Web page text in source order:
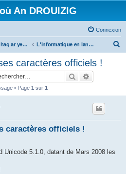
An DROUIZIG
Connexion
Ar stlenneg hag ar yezhoù bihan er bed a-bezh L'informatique en langues régionales et minoritaires
caractères officiels !
Rechercher
• Page 1 sur 1
caractères officiels !
Unicode 5.1.0, datant de Mars 2008 les